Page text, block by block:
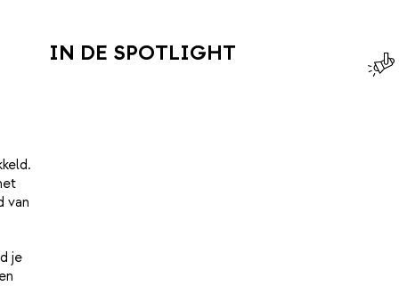
van
je
IN DE SPOTLIGHT